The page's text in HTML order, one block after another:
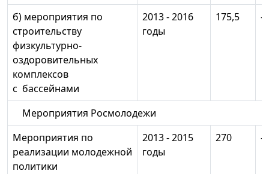
б) мероприятия по
строительству
физкультурно-
оздоровительных
комплексов
с бассейнами
2013 - 2016
годы
175,5 -
Мероприятия Росмолодежи
Мероприятия по
реализации молодежной
политики
2013 - 2015
годы
270 -